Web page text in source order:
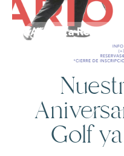
Añoreta
Golf